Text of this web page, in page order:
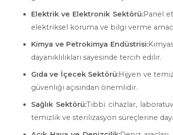
Elektrik ve Elektronik Sektörü:Panel
elektriksel koruma ve bilgi verme
Kimya ve Petrokimya Endüstrisi:
dayanıklılıkları sayesinde tercih edilir.
Gıda ve İçecek Sektörü:Hijyen ve
güvenliği açısından önemlidir.
Sağlık Sektörü:Tıbbi cihazlar,
temizlik ve sterilizasyon süreçlerine